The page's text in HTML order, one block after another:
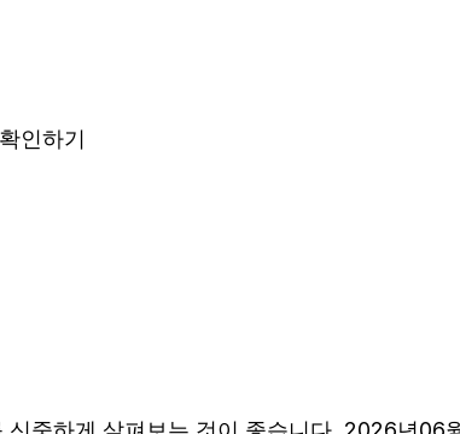
인하기